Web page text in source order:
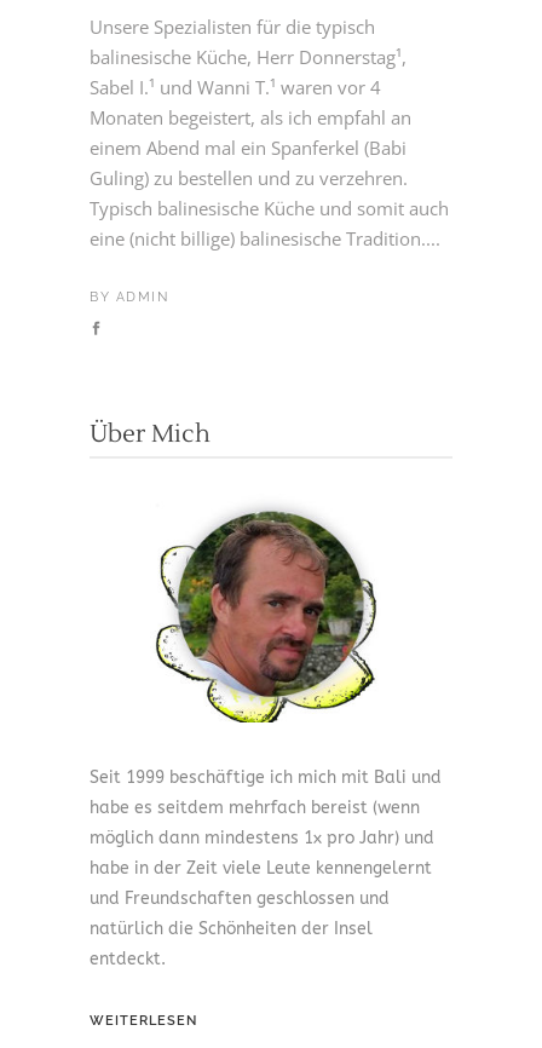
Unsere Spezialisten für die typisch
balinesische Küche, Herr Donnerstag¹,
Sabel I.¹ und Wanni T.¹ waren vor 4
Monaten begeistert, als ich empfahl an
einem Abend mal ein Spanferkel (Babi
Guling) zu bestellen und zu verzehren.
Typisch balinesische Küche und somit auch
eine (nicht billige) balinesische Tradition....
BY ADMIN
Über Mich
Seit 1999 beschäftige ich mich mit Bali und
habe es seitdem mehrfach bereist (wenn
möglich dann mindestens 1x pro Jahr) und
habe in der Zeit viele Leute kennengelernt
und Freundschaften geschlossen und
natürlich die Schönheiten der Insel
entdeckt.
WEITERLESEN